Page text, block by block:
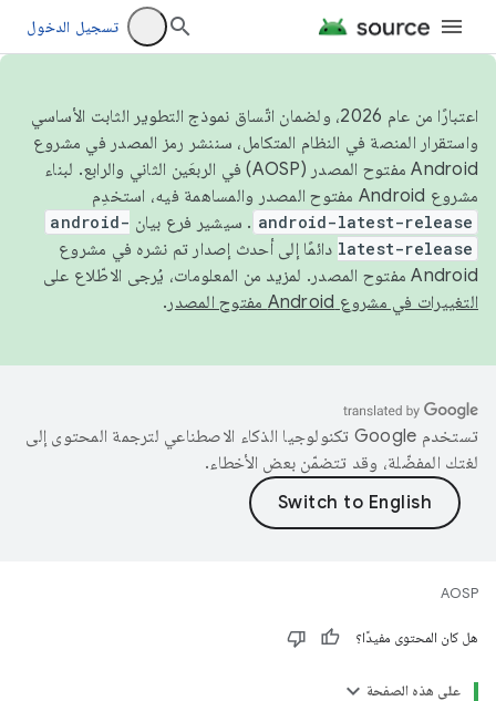
تسجيل الدخول
اعتبارًا من عام 2026، ولضمان اتّساق نموذج التطوير الثابت الأساسي
واستقرار المنصة في النظام المتكامل، سننشر رمز المصدر في مشروع
Android مفتوح المصدر (AOSP) في الربعَين الثاني والرابع. لبناء
مشروع Android مفتوح المصدر والمساهمة فيه، استخدِم
android-latest-release . سيشير فرع بيان android-
latest-release دائمًا إلى أحدث إصدار تم نشره في مشروع
Android مفتوح المصدر. لمزيد من المعلومات، يُرجى الاطّلاع على
التغييرات في مشروع Android مفتوح المصدر
.
تستخدم Google تكنولوجيا الذكاء الاصطناعي لترجمة المحتوى إلى
لغتك المفضّلة، وقد تتضمّن بعض الأخطاء.
AOSP
هل كان المحتوى مفيدًا؟
على هذه الصفحة